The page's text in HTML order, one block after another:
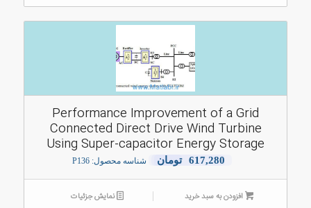
Performance Improvement of a Grid
Connected Direct Drive Wind Turbine
Using Super-capacitor Energy Storage
617,280 تومان شناسه محصول: P136
افزودن به سبد خرید نمایش جزئیات